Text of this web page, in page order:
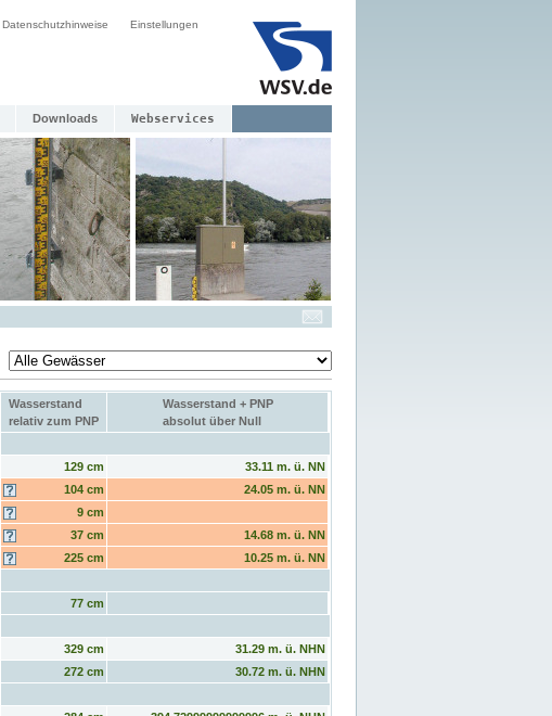
Datenschutzhinweise Einstellungen
Downloads Webservices
Wasserstand
relativ zum PNP
Wasserstand + PNP
absolut über Null
129 cm
33.11 m. ü. NN
104 cm
24.05 m. ü. NN
9 cm
37 cm
14.68 m. ü. NN
225 cm
10.25 m. ü. NN
77 cm
329 cm
31.29 m. ü. NHN
272 cm
30.72 m. ü. NHN